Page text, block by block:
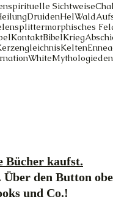
spirituelle Sichtweise
DruidenHelWald
morphisches
KontaktBibelKrieg
Kelten
WhiteMythologie
Bücher kaufst.
den Button
und Co.!